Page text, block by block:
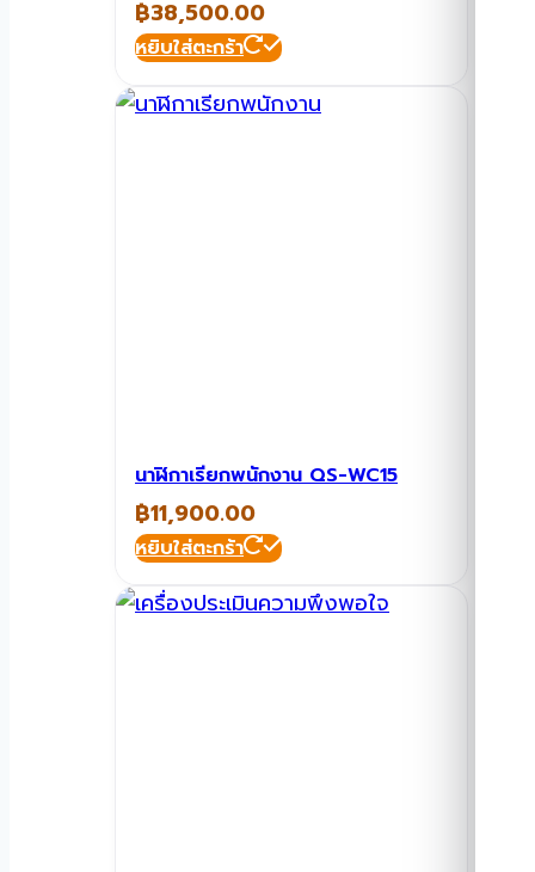
฿38,500.00
หยิบใส่ตะกร้า
นาฬิกาเรียกพนักงาน QS-WC15
฿11,900.00
หยิบใส่ตะกร้า